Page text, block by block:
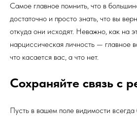
Самое главное помнить, что в
достаточно и просто знать, что вы
откуда они исходят. Неважно, как на
нарциссическая личность — главное
что касается вас, а что нет.
Сохраняйте связь с
Пусть в вашем поле видимости